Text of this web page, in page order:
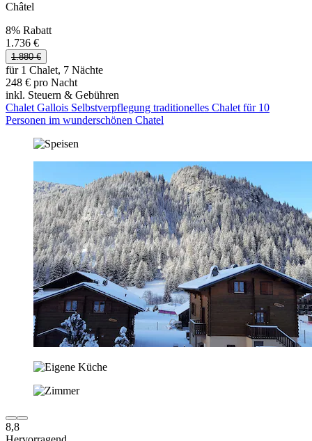
Châtel
8% Rabatt
1.736 €
1.880 €
für 1 Chalet, 7 Nächte
248 € pro Nacht
inkl. Steuern & Gebühren
Chalet Gallois Selbstverpflegung traditionelles Chalet für 10
Personen im wunderschönen Chatel
8,8